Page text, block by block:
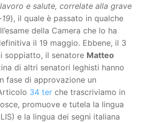
e salute, correlate alla grave
), il quale è passato in qualche
della Camera che lo ha
il 19 maggio. Ebbene, il 3
soppiatto, il senatore Matteo
di altri senatori leghisti hanno
fase di approvazione un
34 ter che trascriviamo in
promuove e tutela la lingua
e la lingua dei segni italiana